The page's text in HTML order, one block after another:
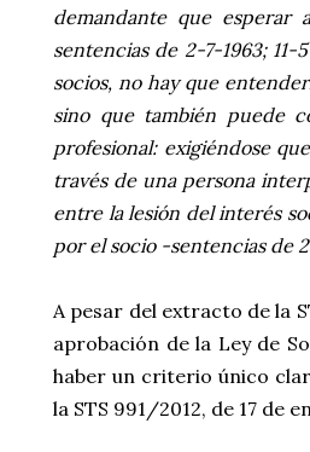
demandante que
sentencias de 2-7-1963;
socios, no hay que
sino que también puede
profesional: exigiéndose
través de una persona
entre la lesión del interés
por el socio -sentencias de
A pesar del extracto de la
aprobación de la Ley de
haber un criterio único
la STS 991/2012, de 17 de